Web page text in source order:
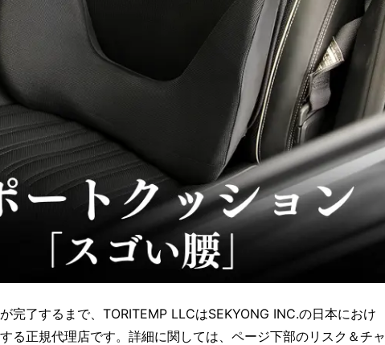
完了するまで、TORITEMP LLCはSEKYONG INC.の日本におけ
る正規代理店です。詳細に関しては、ページ下部のリスク＆チャ